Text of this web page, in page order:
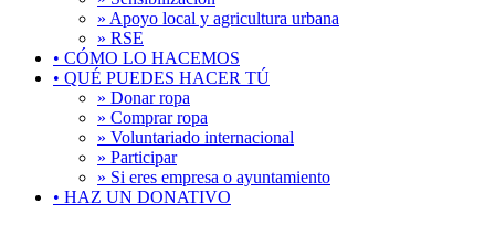
» Apoyo local y agricultura urbana
» RSE
• CÓMO LO HACEMOS
• QUÉ PUEDES HACER TÚ
» Donar ropa
» Comprar ropa
» Voluntariado internacional
» Participar
» Si eres empresa o ayuntamiento
• HAZ UN DONATIVO